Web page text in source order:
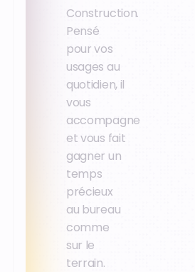
Construction.
Pensé
pour vos
usages au
quotidien, il
vous
accompagne
et vous fait
gagner un
temps
précieux
au bureau
comme
sur le
terrain.